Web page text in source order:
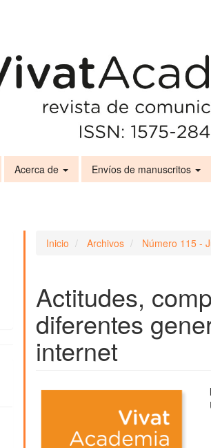
Acerca de Envíos de manuscritos
Inicio Archivos Número 115 -
Actitudes,
diferentes
internet
Barra